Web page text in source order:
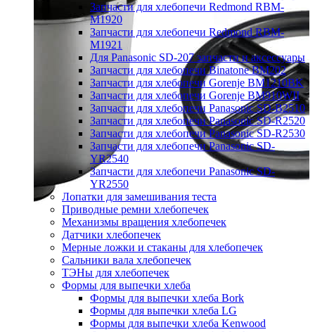
Запчасти для хлебопечи Redmond RBM-
M1920
Запчасти для хлебопечи Redmond RBM-
M1921
Для Panasonic SD-207 запчасти и аксессуары
Запчасти для хлебопечи Binatone BM202
Запчасти для хлебопечи Gorenje BM1210BK
Запчасти для хлебопечи Gorenje BM910WII
Запчасти для хлебопечи Panasonic SD-B2510
Запчасти для хлебопечи Panasonic SD-R2520
Запчасти для хлебопечи Panasonic SD-R2530
Запчасти для хлебопечи Panasonic SD-
YR2540
Запчасти для хлебопечи Panasonic SD-
YR2550
Лопатки для замешивания теста
Приводные ремни хлебопечек
Механизмы вращения хлебопечек
Датчики хлебопечек
Мерные ложки и стаканы для хлебопечек
Сальники вала хлебопечек
ТЭНы для хлебопечек
Формы для выпечки хлеба
Формы для выпечки хлеба Bork
Формы для выпечки хлеба LG
Формы для выпечки хлеба Kenwood